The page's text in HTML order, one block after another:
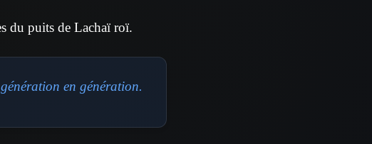
du puits de Lachaï roï.
en génération.